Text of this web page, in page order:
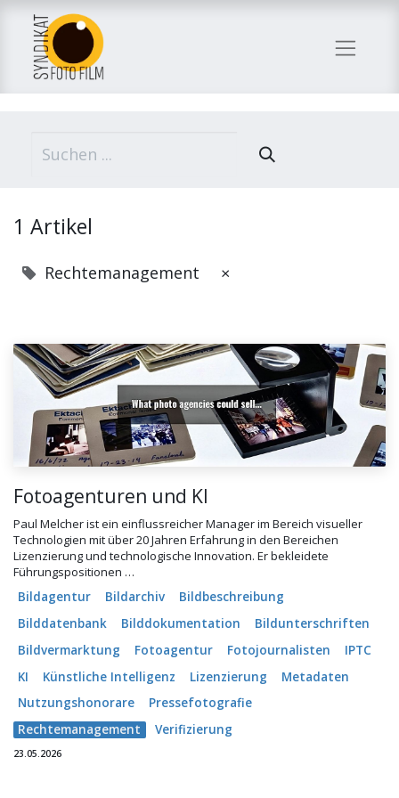
1 Artikel
Rechtemanagement ×
Fotoagenturen und KI
Paul Melcher ist ein einflussreicher Manager im Bereich visueller
Technologien mit über 20 Jahren Erfahrung in den Bereichen
Lizenzierung und technologische Innovation. Er bekleidete
Führungspositionen …
Bildagentur
Bildarchiv
Bildbeschreibung
Bilddatenbank
Bilddokumentation
Bildunterschriften
Bildvermarktung
Fotoagentur Fotojournalisten
IPTC
KI
Künstliche Intelligenz Lizenzierung
Metadaten
Nutzungshonorare
Pressefotografie
Rechtemanagement
Verifizierung
23.05.2026